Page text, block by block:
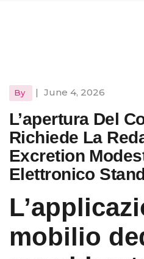
By | June 4, 2026
L’apertura Del
Richiede La
Excretion
Elettronico
mobilio